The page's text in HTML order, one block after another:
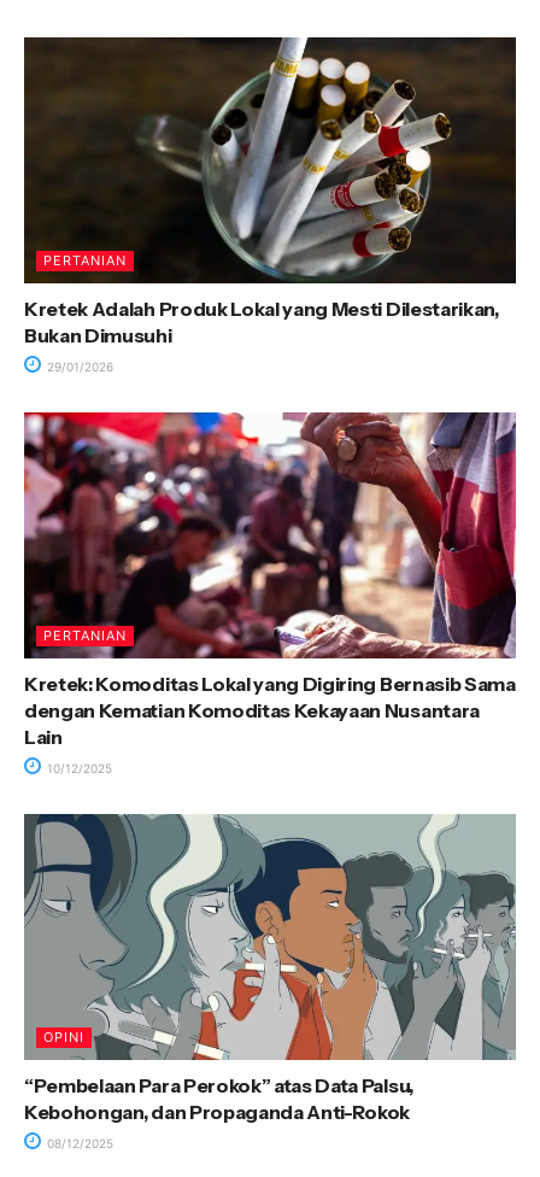
PERTANIAN
Kretek Adalah Produk Lokal yang Mesti Dilestarikan,
Bukan Dimusuhi
29/01/2026
PERTANIAN
Kretek: Komoditas Lokal yang Digiring Bernasib Sama
dengan Kematian Komoditas Kekayaan Nusantara
Lain
10/12/2025
OPINI
“Pembelaan Para Perokok” atas Data Palsu,
Kebohongan, dan Propaganda Anti-Rokok
08/12/2025